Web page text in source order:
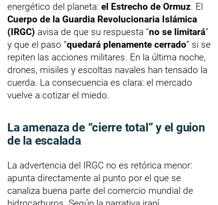
energético del planeta: el Estrecho de Ormuz. El
Cuerpo de la Guardia Revolucionaria Islámica
(IRGC) avisa de que su respuesta “no se limitará”
y que el paso “quedará plenamente cerrado” si se
repiten las acciones militares. En la última noche,
drones, misiles y escoltas navales han tensado la
cuerda. La consecuencia es clara: el mercado
vuelve a cotizar el miedo.
La amenaza de “cierre total” y el guion
de la escalada
La advertencia del IRGC no es retórica menor:
apunta directamente al punto por el que se
canaliza buena parte del comercio mundial de